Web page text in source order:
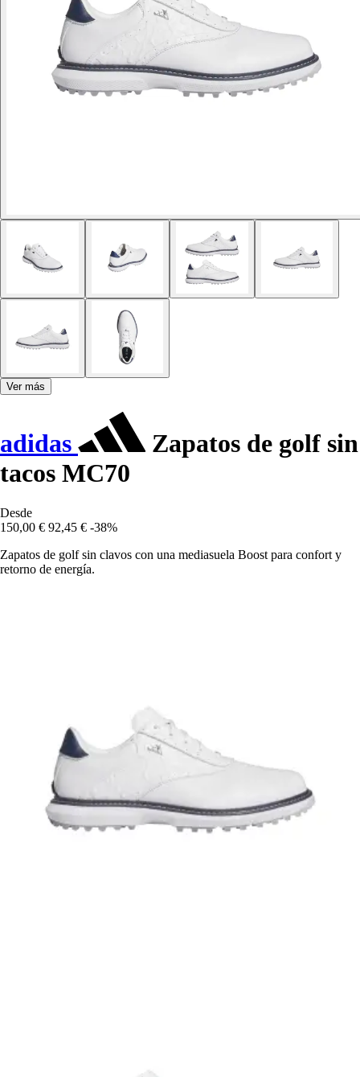
Ver más
adidas
Zapatos de golf sin
tacos MC70
Desde
150,00 € 92,45 € -38%
Zapatos de golf sin clavos con una mediasuela Boost para confort y
retorno de energía.